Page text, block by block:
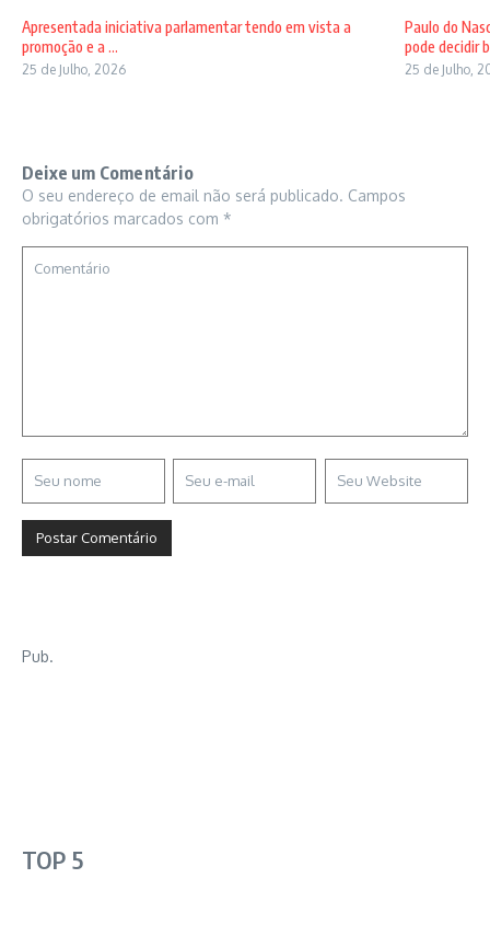
Apresentada iniciativa parlamentar tendo em vista a
promoção e a ...
25 de Julho, 2026
Paulo do
pode decidir
25 de Julho,
Deixe um Comentário
O seu endereço de email não será publicado. Campos
obrigatórios marcados com *
Pub.
TOP 5